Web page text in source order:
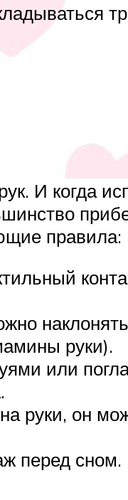
И когда
правила:
руки).
или
руки, он
перед сном.